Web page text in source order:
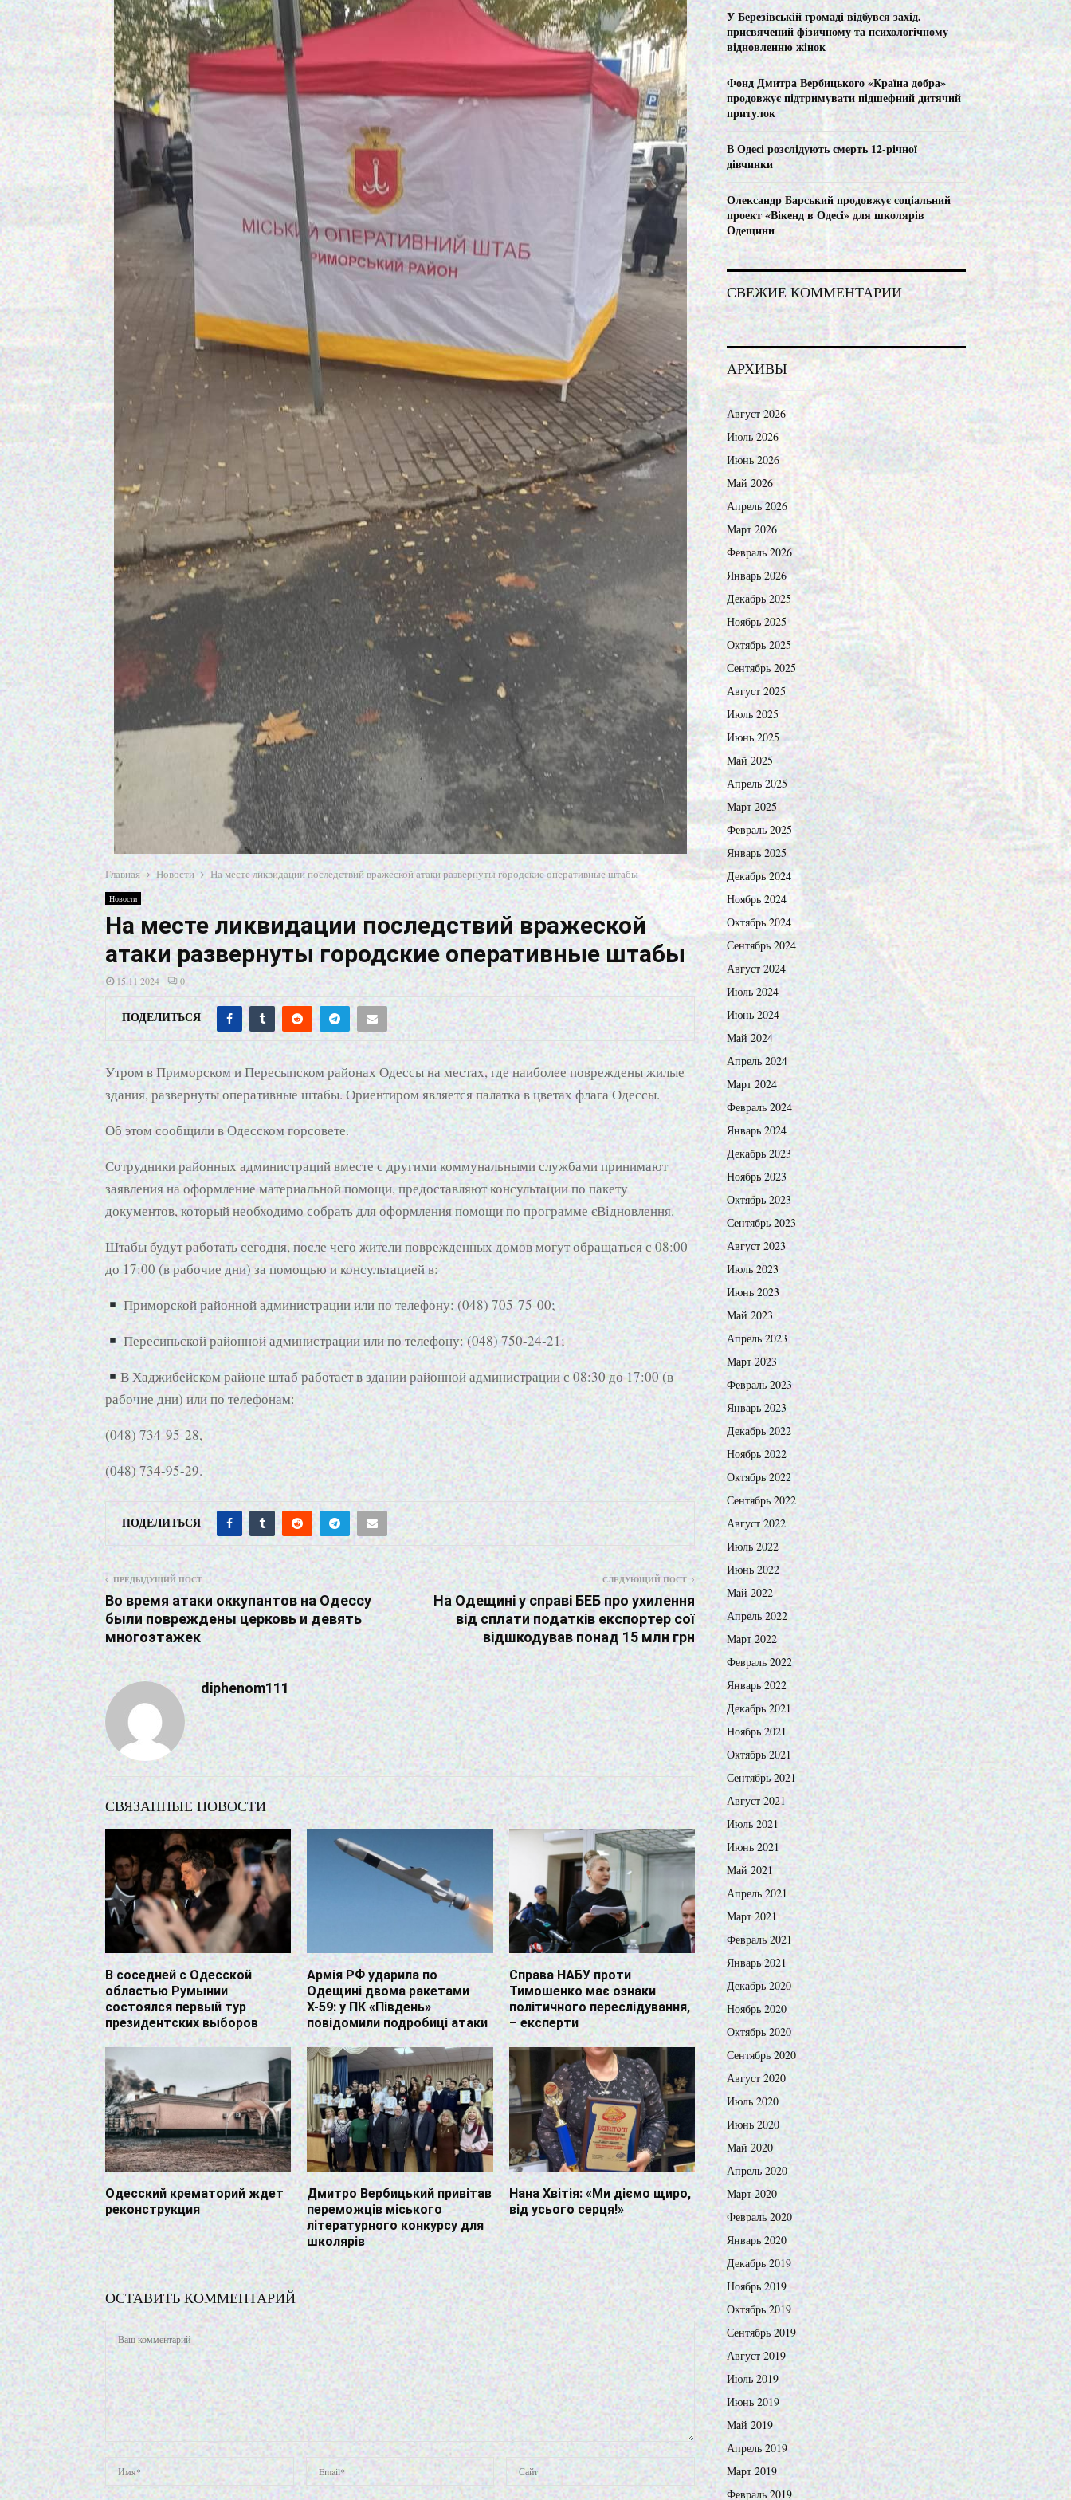
Главная Новости На месте ликвидации последствий вражеской атаки развернуты городские оперативные штабы
Новости
На месте ликвидации последствий вражеской
атаки развернуты городские оперативные штабы
15.11.2024 0
ПОДЕЛИТЬСЯ
Утром в Приморском и Пересыпском районах Одессы на местах, где наиболее повреждены жилые
здания, развернуты оперативные штабы. Ориентиром является палатка в цветах флага Одессы.
Об этом сообщили в Одесском горсовете.
Сотрудники районных администраций вместе с другими коммунальными службами принимают
заявления на оформление материальной помощи, предоставляют консультации по пакету
документов, который необходимо собрать для оформления помощи по программе єВідновлення.
Штабы будут работать сегодня, после чего жители поврежденных домов могут обращаться с 08:00
до 17:00 (в рабочие дни) за помощью и консультацией в:
Приморской районной администрации или по телефону: (048) 705-75-00;
Пересипьской районной администрации или по телефону: (048) 750-24-21;
В Хаджибейском районе штаб работает в здании районной администрации с 08:30 до 17:00 (в
рабочие дни) или по телефонам:
(048) 734-95-28,
(048) 734-95-29.
ПОДЕЛИТЬСЯ
ПРЕДЫДУЩИЙ ПОСТ
Во время атаки оккупантов на Одессу
были повреждены церковь и девять
многоэтажек
СЛЕДУЮЩИЙ ПОСТ
На Одещині у справі БЕБ про ухилення
від сплати податків експортер сої
відшкодував понад 15 млн грн
diphenom111
СВЯЗАННЫЕ НОВОСТИ
В соседней с Одесской
областью Румынии
состоялся первый тур
президентских выборов
Армія РФ ударила по
Одещині двома ракетами
Х-59: у ПК «Південь»
повідомили подробиці атаки
Справа НАБУ проти
Тимошенко має ознаки
політичного переслідування,
– експерти
Одесский крематорий ждет
реконструкция
Дмитро Вербицький привітав
переможців міського
літературного конкурсу для
школярів
Нана Хвітія: «Ми діємо щиро,
від усього серця!»
ОСТАВИТЬ КОММЕНТАРИЙ
C
H
У Березівській громаді відбувся захід,
присвячений фізичному та психологічному
відновленню жінок
Фонд Дмитра Вербицького «Країна добра»
продовжує підтримувати підшефний дитячий
притулок
В Одесі розслідують смерть 12-річної
дівчинки
Олександр Барський продовжує соціальний
проект «Вікенд в Одесі» для школярів
Одещини
СВЕЖИЕ КОММЕНТАРИИ
АРХИВЫ
Август 2026
Июль 2026
Июнь 2026
Май 2026
Апрель 2026
Март 2026
Февраль 2026
Январь 2026
Декабрь 2025
Ноябрь 2025
Октябрь 2025
Сентябрь 2025
Август 2025
Июль 2025
Июнь 2025
Май 2025
Апрель 2025
Март 2025
Февраль 2025
Январь 2025
Декабрь 2024
Ноябрь 2024
Октябрь 2024
Сентябрь 2024
Август 2024
Июль 2024
Июнь 2024
Май 2024
Апрель 2024
Март 2024
Февраль 2024
Январь 2024
Декабрь 2023
Ноябрь 2023
Октябрь 2023
Сентябрь 2023
Август 2023
Июль 2023
Июнь 2023
Май 2023
Апрель 2023
Март 2023
Февраль 2023
Январь 2023
Декабрь 2022
Ноябрь 2022
Октябрь 2022
Сентябрь 2022
Август 2022
Июль 2022
Июнь 2022
Май 2022
Апрель 2022
Март 2022
Февраль 2022
Январь 2022
Декабрь 2021
Ноябрь 2021
Октябрь 2021
Сентябрь 2021
Август 2021
Июль 2021
Июнь 2021
Май 2021
Апрель 2021
Март 2021
Февраль 2021
Январь 2021
Декабрь 2020
Ноябрь 2020
Октябрь 2020
Сентябрь 2020
Август 2020
Июль 2020
Июнь 2020
Май 2020
Апрель 2020
Март 2020
Февраль 2020
Январь 2020
Декабрь 2019
Ноябрь 2019
Октябрь 2019
Сентябрь 2019
Август 2019
Июль 2019
Июнь 2019
Май 2019
Апрель 2019
Март 2019
Февраль 2019